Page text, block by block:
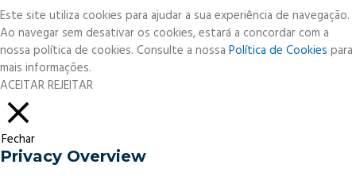
Este site utiliza cookies para ajudar a sua experiência de navegação.
Ao navegar sem desativar os cookies, estará a concordar com a
nossa política de cookies. Consulte a nossa Política de Cookies para
mais informações.
ACEITARREJEITAR
Fechar
Privacy Overview